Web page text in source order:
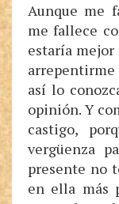
Aunque me
me fallece
estaría mejor
así lo
opinión. Y
castigo,
vergüenza
presente no
en ella más